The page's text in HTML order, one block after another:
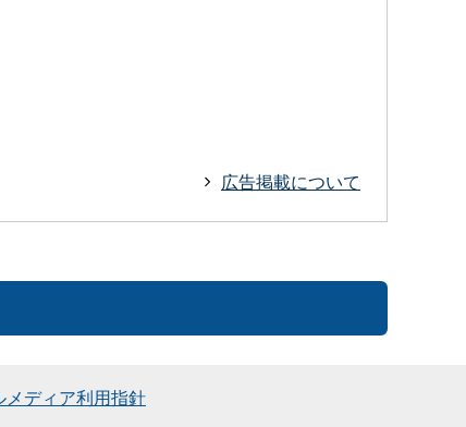
広告掲載について
メディア利用指針